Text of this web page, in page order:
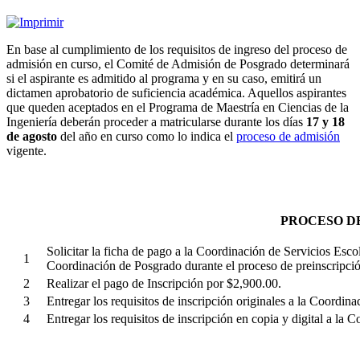
Núcleo Académico
Acentuaciones y LIES
Tutorías
Productividad Académica
Resumen
Artículos Indexados
Recursos Humanos
Congresos Internacionales
Vinculación
Organización del Programa
Admisión
Proceso de admisión
Proceso de egreso
Preguntas frecuentes
En base al cumplimiento de los requisitos de ingreso del proceso de
admisión en curso, el Comité de Admisión de Posgrado determinará
si el aspirante es admitido al programa y en su caso, emitirá un
dictamen aprobatorio de suficiencia académica. Aquellos aspirantes
que queden aceptados en el Programa de Maestría en Ciencias de la
Ingeniería deberán proceder a matricularse durante los días 17 y 18
de agosto del año en curso como lo indica el proceso de admisión
vigente.
PROCESO
1
Solicitar la ficha de pago a la Coordinación de Servicios
Coordinación de Posgrado durante el proceso de
2
Realizar el pago de Inscripción por $2,900.00.
3
Entregar los requisitos de inscripción originales a la
4
Entregar los requisitos de inscripción en copia y digital a la